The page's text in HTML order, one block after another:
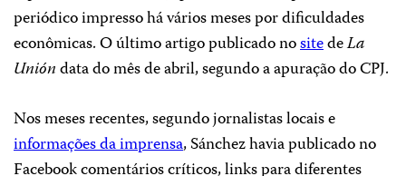
periódico impresso há vários meses por dificuldades
econômicas. O último artigo publicado nositedeLa
Unióndata do mês de abril, segundo a apuração do CPJ.
Nos meses recentes, segundo jornalistas locais e
informações da imprensa, Sánchez havia publicado no
Facebook comentários críticos, links para diferentes